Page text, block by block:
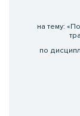
на тему:
по